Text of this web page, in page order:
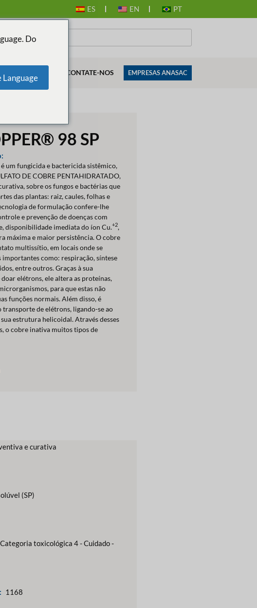
ES EN PT
CONTATE-NOS EMPRESAS ANASAC
98 SP
é um fungicida e bactericida sistêmico,
DE COBRE PENTAHIDRATADO,
sobre os fungos e bactérias que
das plantas: raiz, caules, folhas e
de formulação confere-lhe
e prevenção de doenças com
disponibilidade imediata do íon Cu.+2,
máxima e maior persistência. O cobre
multissítio, em locais onde se
importantes como: respiração, síntese
entre outros. Graças à sua
elétrons, ele altera as proteínas,
para que estas não
funções normais. Além disso, é
de elétrons, ligando-se ao
estrutura helicoidal. Através desses
o cobre inativa muitos tipos de
e curativa
(SP)
Categoria toxicológica 4 - Cuidado -
1168
Do
Language